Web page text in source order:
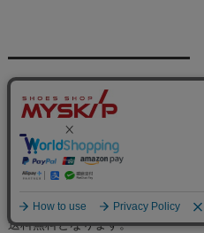
通常配送商品（宅配便）は、離
島を含む日本全国一律で送料600
税込3980円以上のお買い上げで
送料無料となります。